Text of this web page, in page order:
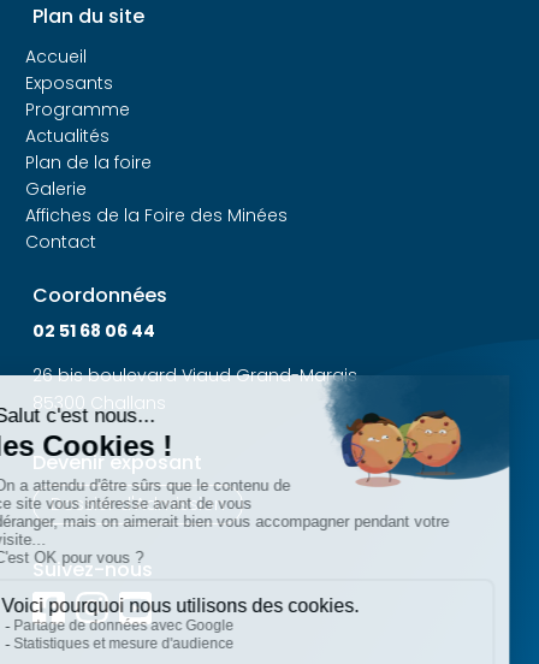
Plan du site
Accueil
Exposants
Programme
Actualités
Plan de la foire
Galerie
Affiches de la Foire des Minées
Contact
Coordonnées
02 51 68 06 44
26 bis boulevard Viaud Grand-Marais
85300 Challans
Devenir exposant
Dossier d'Admission
Suivez-nous